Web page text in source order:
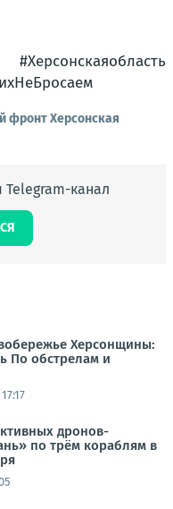
фронт Херсонская
канал
Херсонщины:
По обстрелам и
дронов-
по трём кораблям в